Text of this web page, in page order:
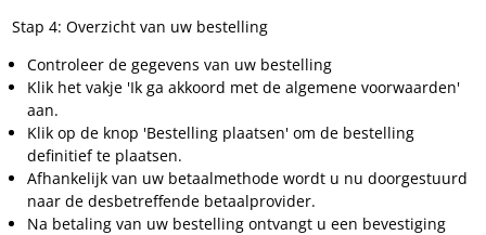
Stap 4: Overzicht van uw bestelling
Controleer de gegevens van uw bestelling
Klik het vakje 'Ik ga akkoord met de algemene voorwaarden'
aan.
Klik op de knop 'Bestelling plaatsen' om de bestelling
definitief te plaatsen.
Afhankelijk van uw betaalmethode wordt u nu doorgestuurd
naar de desbetreffende betaalprovider.
Na betaling van uw bestelling ontvangt u een bevestiging